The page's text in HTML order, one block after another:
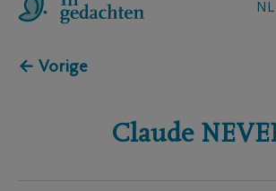
NL
← Vorige
Claude